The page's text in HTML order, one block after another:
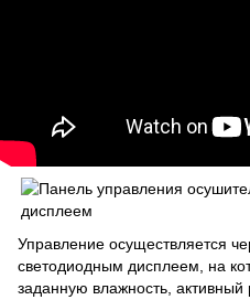
Управление осуществляется
светодиодным дисплеем, на
заданную влажность,